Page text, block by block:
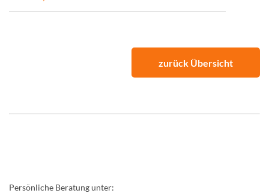
zurück Übersicht
Persönliche Beratung unter: